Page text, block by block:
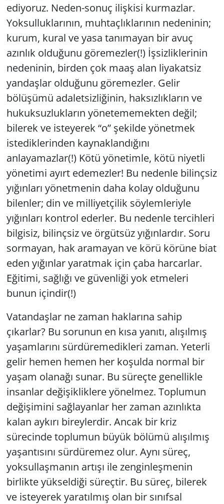
ediyoruz. Neden-sonuç ilişkisi kurmazlar.
Yoksulluklarının, muhtaçlıklarının nedeninin;
kurum, kural ve yasa tanımayan bir avuç
azınlık olduğunu göremezler(!) İşsizliklerinin
nedeninin, birden çok maaş alan liyakatsiz
yandaşlar olduğunu göremezler. Gelir
bölüşümü adaletsizliğinin, haksızlıkların ve
hukuksuzlukların yönetememekten değil;
bilerek ve isteyerek “o” şekilde yönetmek
istediklerinden kaynaklandığını
anlayamazlar(!) Kötü yönetimle, kötü niyetli
yönetimi ayırt edemezler! Bu nedenle bilinçsiz
yığınları yönetmenin daha kolay olduğunu
bilenler; din ve milliyetçilik söylemleriyle
yığınları kontrol ederler. Bu nedenle tercihleri
bilgisiz, bilinçsiz ve örgütsüz yığınlardır. Soru
sormayan, hak aramayan ve körü körüne biat
eden yığınlar yaratmak için çaba harcarlar.
Eğitimi, sağlığı ve güvenliği yok etmeleri
bunun içindir(!)
Vatandaşlar ne zaman haklarına sahip
çıkarlar? Bu sorunun en kısa yanıtı, alışılmış
yaşamlarını sürdüremedikleri zaman. Yeterli
gelir hemen hemen her koşulda normal bir
yaşam olanağı sunar. Bu süreçte genellikle
insanlar değişikliklere yönelmez. Toplumun
değişimini sağlayanlar her zaman azınlıkta
kalan aykırı bireylerdir. Ancak bir kriz
sürecinde toplumun büyük bölümü alışılmış
yaşantısını sürdüremez olur. Aynı süreç,
yoksullaşmanın artışı ile zenginleşmenin
birlikte yükseldiği süreçtir. Bu süreç, bilerek
ve isteyerek yaratılmış olan bir sınıfsal